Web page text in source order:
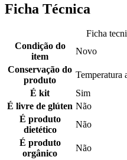
Ficha Técnica
Ficha
Condição do
item
Novo
Conservação do
produto
Temperatura
É kit
Sim
É livre de glúten Não
É produto
dietético
Não
É produto
orgânico
Não